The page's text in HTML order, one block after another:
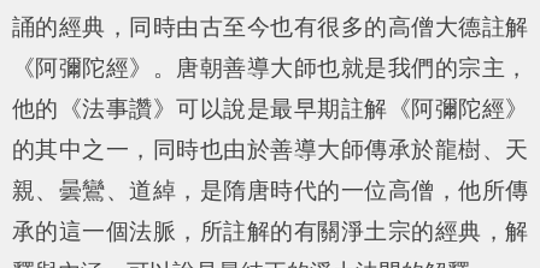
誦的經典，同時由古至今也有很多的高僧大德註解
《阿彌陀經》。唐朝善導大師也就是我們的宗主，
他的《法事讚》可以說是最早期註解《阿彌陀經》
的其中之一，同時也由於善導大師傳承於龍樹、天
親、曇鸞、道綽，是隋唐時代的一位高僧，他所傳
承的這一個法脈，所註解的有關淨土宗的經典，解